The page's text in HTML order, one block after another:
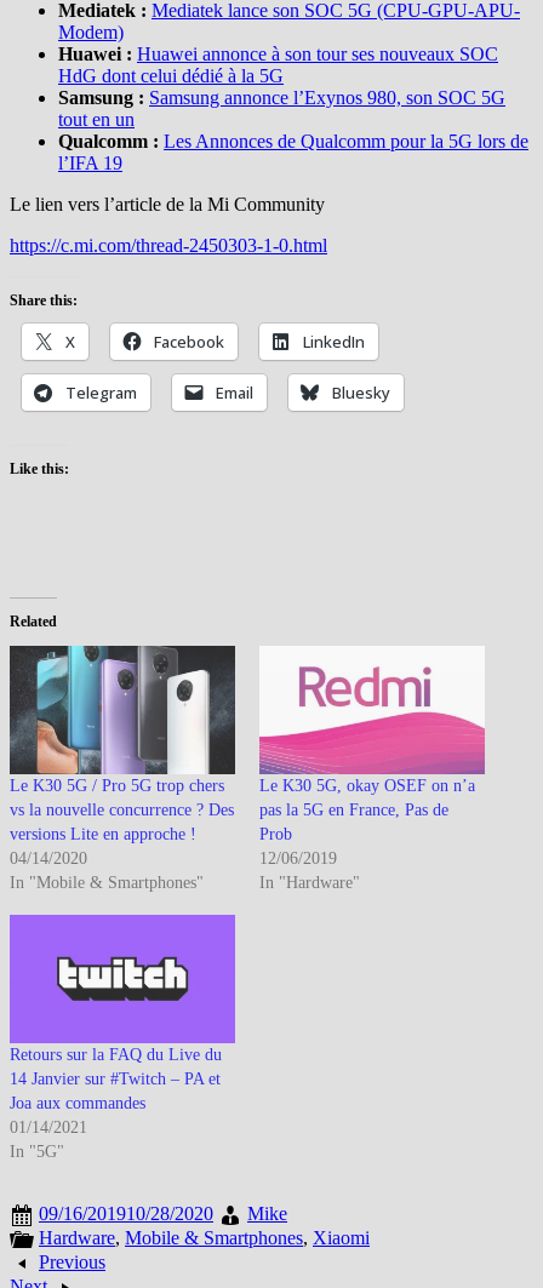
Mediatek : Mediatek lance son SOC 5G (CPU-GPU-APU-
Modem)
Huawei : Huawei annonce à son tour ses nouveaux SOC
HdG dont celui dédié à la 5G
Samsung : Samsung annonce l’Exynos 980, son SOC 5G
tout en un
Qualcomm : Les Annonces de Qualcomm pour la 5G lors de
l’IFA 19
Le lien vers l’article de la Mi Community
https://c.mi.com/thread-2450303-1-0.html
Share this:
X Facebook LinkedIn
Telegram Email Bluesky
Like this:
Related
Le K30 5G / Pro 5G trop chers
vs la nouvelle concurrence ? Des
versions Lite en approche !
04/14/2020
In "Mobile & Smartphones"
Le K30 5G, okay OSEF on n’a
pas la 5G en France, Pas de
Prob
12/06/2019
In "Hardware"
Retours sur la FAQ du Live du
14 Janvier sur #Twitch – PA et
Joa aux commandes
01/14/2021
In "5G"
09/16/201910/28/2020
Mike
Hardware, Mobile & Smartphones, Xiaomi
Previous